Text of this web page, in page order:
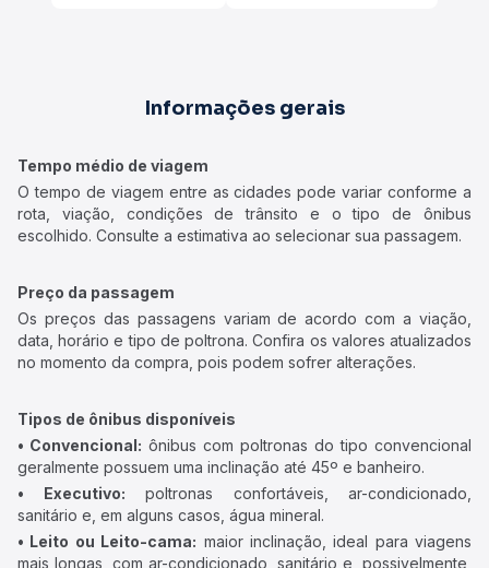
Informações gerais
Tempo médio de viagem
O tempo de viagem entre as cidades pode variar conforme a
rota, viação, condições de trânsito e o tipo de ônibus
escolhido. Consulte a estimativa ao selecionar sua passagem.
Preço da passagem
Os preços das passagens variam de acordo com a viação,
data, horário e tipo de poltrona. Confira os valores atualizados
no momento da compra, pois podem sofrer alterações.
Tipos de ônibus disponíveis
• Convencional: ônibus com poltronas do tipo convencional
geralmente possuem uma inclinação até 45º e banheiro.
• Executivo: poltronas confortáveis, ar-condicionado,
sanitário e, em alguns casos, água mineral.
• Leito ou Leito-cama: maior inclinação, ideal para viagens
mais longas, com ar-condicionado, sanitário e, possivelmente,